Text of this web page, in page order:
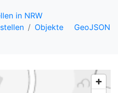
in NRW
Objekte
GeoJSON